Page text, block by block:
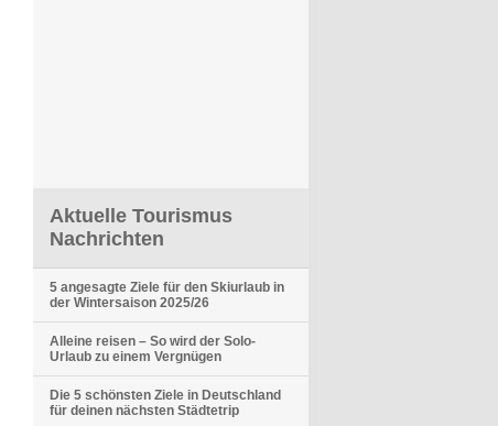
Aktuelle Tourismus
Nachrichten
5 angesagte Ziele für den Skiurlaub in
der Wintersaison 2025/26
Alleine reisen – So wird der Solo-
Urlaub zu einem Vergnügen
Die 5 schönsten Ziele in Deutschland
für deinen nächsten Städtetrip